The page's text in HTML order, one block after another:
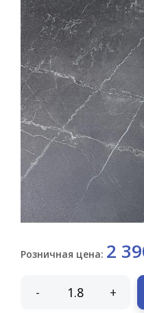
Розничная цена: 2
- +